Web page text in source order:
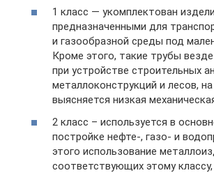
1 класс — укомплектован
предназначенными для
и газообразной среды под
Кроме этого, такие трубы
при устройстве строительных
металлоконструкций и лесов,
выясняется низкая
2 класс – используется в
постройке нефте-, газо- и
этого использование
соответствующих этому классу,